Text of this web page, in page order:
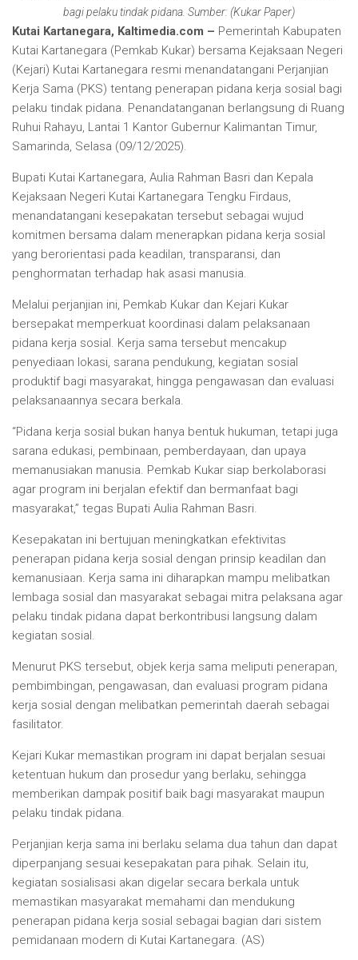
bagi pelaku tindak pidana. Sumber: (Kukar Paper)
Kutai Kartanegara, Kaltimedia.com – Pemerintah Kabupaten
Kutai Kartanegara (Pemkab Kukar) bersama Kejaksaan Negeri
(Kejari) Kutai Kartanegara resmi menandatangani Perjanjian
Kerja Sama (PKS) tentang penerapan pidana kerja sosial bagi
pelaku tindak pidana. Penandatanganan berlangsung di Ruang
Ruhui Rahayu, Lantai 1 Kantor Gubernur Kalimantan Timur,
Samarinda, Selasa (09/12/2025).
Bupati Kutai Kartanegara, Aulia Rahman Basri dan Kepala
Kejaksaan Negeri Kutai Kartanegara Tengku Firdaus,
menandatangani kesepakatan tersebut sebagai wujud
komitmen bersama dalam menerapkan pidana kerja sosial
yang berorientasi pada keadilan, transparansi, dan
penghormatan terhadap hak asasi manusia.
Melalui perjanjian ini, Pemkab Kukar dan Kejari Kukar
bersepakat memperkuat koordinasi dalam pelaksanaan
pidana kerja sosial. Kerja sama tersebut mencakup
penyediaan lokasi, sarana pendukung, kegiatan sosial
produktif bagi masyarakat, hingga pengawasan dan evaluasi
pelaksanaannya secara berkala.
“Pidana kerja sosial bukan hanya bentuk hukuman, tetapi juga
sarana edukasi, pembinaan, pemberdayaan, dan upaya
memanusiakan manusia. Pemkab Kukar siap berkolaborasi
agar program ini berjalan efektif dan bermanfaat bagi
masyarakat,” tegas Bupati Aulia Rahman Basri.
Kesepakatan ini bertujuan meningkatkan efektivitas
penerapan pidana kerja sosial dengan prinsip keadilan dan
kemanusiaan. Kerja sama ini diharapkan mampu melibatkan
lembaga sosial dan masyarakat sebagai mitra pelaksana agar
pelaku tindak pidana dapat berkontribusi langsung dalam
kegiatan sosial.
Menurut PKS tersebut, objek kerja sama meliputi penerapan,
pembimbingan, pengawasan, dan evaluasi program pidana
kerja sosial dengan melibatkan pemerintah daerah sebagai
fasilitator.
Kejari Kukar memastikan program ini dapat berjalan sesuai
ketentuan hukum dan prosedur yang berlaku, sehingga
memberikan dampak positif baik bagi masyarakat maupun
pelaku tindak pidana.
Perjanjian kerja sama ini berlaku selama dua tahun dan dapat
diperpanjang sesuai kesepakatan para pihak. Selain itu,
kegiatan sosialisasi akan digelar secara berkala untuk
memastikan masyarakat memahami dan mendukung
penerapan pidana kerja sosial sebagai bagian dari sistem
pemidanaan modern di Kutai Kartanegara. (AS)